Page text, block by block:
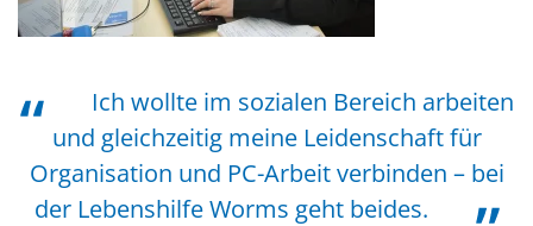
Ich wollte im sozialen Bereich arbeiten
und gleichzeitig meine Leidenschaft für
Organisation und PC-Arbeit verbinden – bei
der Lebenshilfe Worms geht beides.